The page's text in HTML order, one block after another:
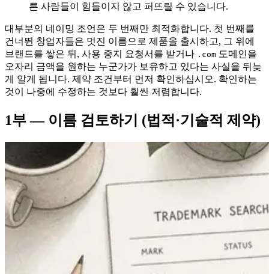
른 사람들이 힘들이지 않고 퍼뜨릴 수 있습니다.
대부분의 네이밍 조언은 두 번째만 최적화합니다. 첫 번째를
건너뛴 창업자들은 멋진 이름으로 제품을 출시하고, 그 위에
브랜드를 쌓은 뒤, 사용 중지 요청서를 받거나 .com 도메인을
오자리 금액을 원하는 누군가가 보유하고 있다는 사실을 뒤늦
게 알게 됩니다. 제약 조건부터 먼저 확인하십시오. 확인하는
것이 나중에 수정하는 것보다 훨씬 저렴합니다.
1부 — 이름 검토하기 (법적·기술적 제약)